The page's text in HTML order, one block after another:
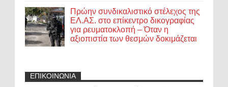
Πρώην συνδικαλιστικό στέλεχος της
ΕΛ.ΑΣ. στο επίκεντρο δικογραφίας
για ρευματοκλοπή – Όταν η
αξιοπιστία των θεσμών δοκιμάζεται
ΕΠΙΚΟΙΝΩΝΙΑ